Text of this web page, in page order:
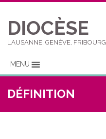
DIOCÈSE
LAUSANNE, GENÈVE, FRIBOURG
MENU
DÉFINITION